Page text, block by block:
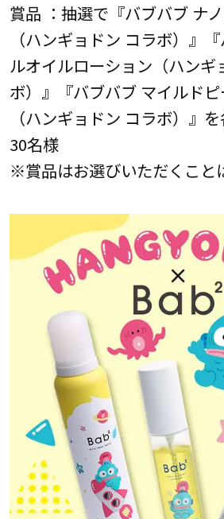
賞品 ：抽選で『バブバブ ナ
（ハンギョドン コラボ）』
ルオイルローション（ハンギ
ボ）』『バブバブ マイルド
（ハンギョドン コラボ）』
30名様
※賞品はお選びいただくこと